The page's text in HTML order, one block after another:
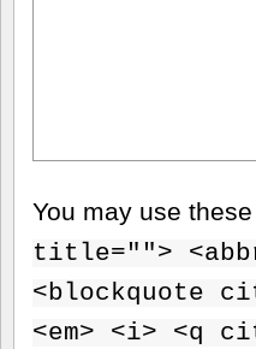
You may use these
title="">
<blockquote
<em> <i> <q